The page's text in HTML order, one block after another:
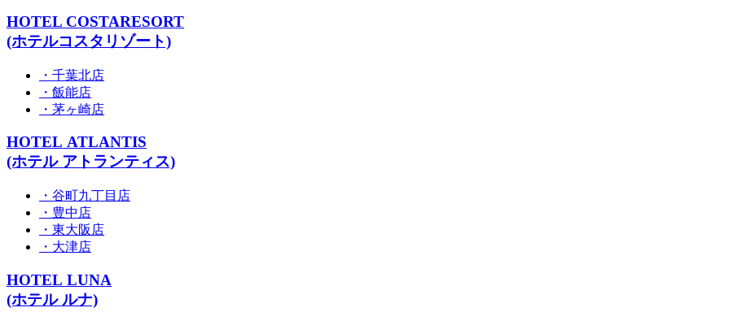
HOTEL COSTARESORT
(ホテルコスタリゾート)
・千葉北店
・飯能店
・茅ヶ崎店
HOTEL ATLANTIS
(ホテル アトランティス)
・谷町九丁目店
・豊中店
・東大阪店
・大津店
HOTEL LUNA
(ホテル ルナ)